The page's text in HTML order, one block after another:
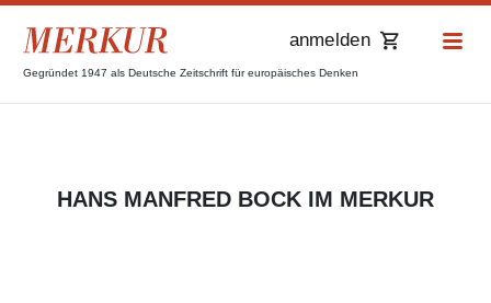
Gegründet 1947 als Deutsche Zeitschrift für europäisches Denken
anmelden
HANS MANFRED BOCK IM MERKUR